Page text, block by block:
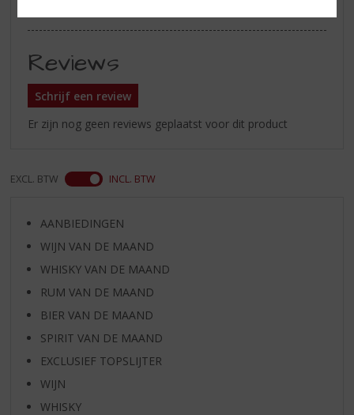
Reviews
Schrijf een review
Er zijn nog geen reviews geplaatst voor dit product
EXCL. BTW INCL. BTW
AANBIEDINGEN
WIJN VAN DE MAAND
WHISKY VAN DE MAAND
RUM VAN DE MAAND
BIER VAN DE MAAND
SPIRIT VAN DE MAAND
EXCLUSIEF TOPSLIJTER
WIJN
WHISKY